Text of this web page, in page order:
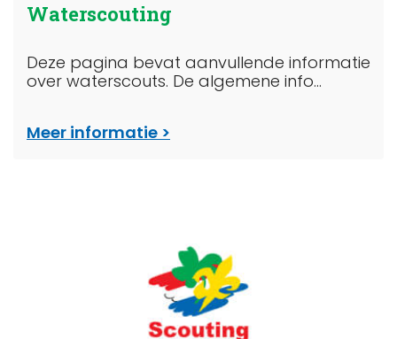
Waterscouting
Deze pagina bevat aanvullende informatie
over waterscouts. De algemene info...
Meer informatie